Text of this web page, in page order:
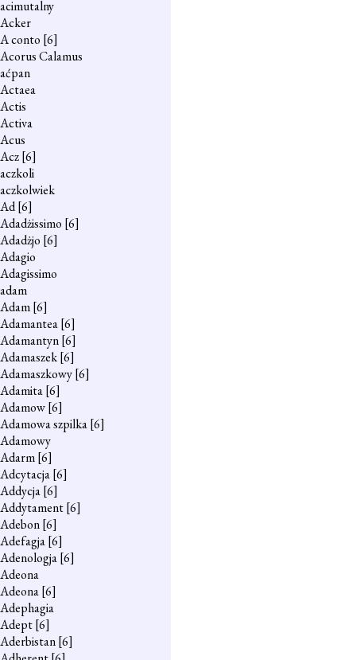
acimutalny
Acker
A conto [6]
Acorus Calamus
aćpan
Actaea
Actis
Activa
Acus
Acz[6]
aczkoli
aczkolwiek
Ad[6]
Adadżissimo [6]
Adadżjo [6]
Adagio
Adagissimo
adam
Adam[6]
Adamantea[6]
Adamantyn[6]
Adamaszek[6]
Adamaszkowy[6]
Adamita[6]
Adamow[6]
Adamowa szpilka[6]
Adamowy
Adarm[6]
Adcytacja[6]
Addycja[6]
Addytament[6]
Adebon[6]
Adefagja[6]
Adenologja[6]
Adeona
Adeona[6]
Adephagia
Adept[6]
Aderbistan[6]